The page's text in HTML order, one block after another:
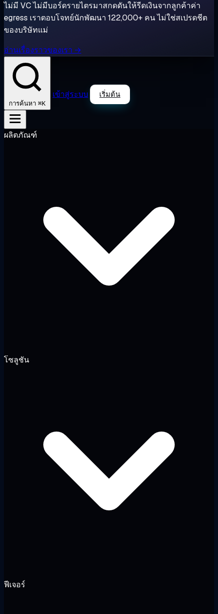
ไม่มี VC ไม่มีบอร์ดรายไตรมาสกดดันให้รีดเงินจากลูกค้าค่า
egress เราตอบโจทย์นักพัฒนา 122,000+ คน ไม่ใช่สเปรดชีต
ของบริษัทแม่
อ่านเรื่องราวของเรา →
การค้นหา ⌘K
เข้าสู่ระบบ เริ่มต้น
ผลิตภัณฑ์
โซลูชัน
ฟีเจอร์